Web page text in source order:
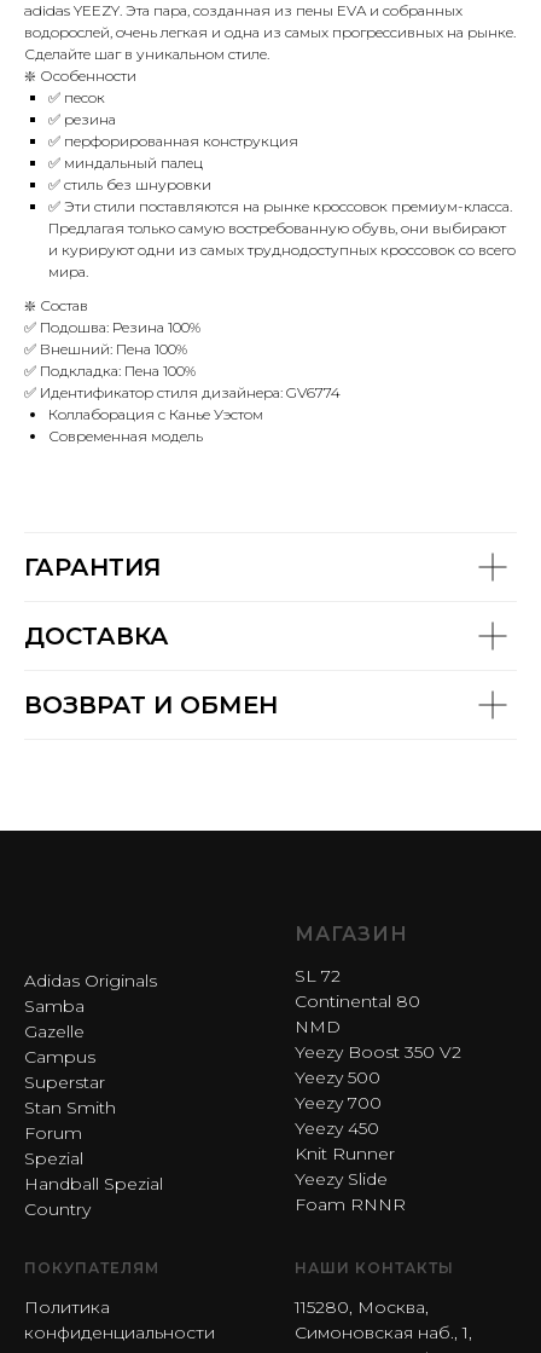
adidas YEEZY. Эта пара, созданная из пены EVA и собранных
водорослей, очень легкая и одна из самых прогрессивных на рынке.
Сделайте шаг в уникальном стиле.
❇️ Особенности
✅ песок
✅ резина
✅ перфорированная конструкция
✅ миндальный палец
✅ стиль без шнуровки
✅ Эти стили поставляются на рынке кроссовок премиум-класса.
Предлагая только самую востребованную обувь, они выбирают
и курируют одни из самых труднодоступных кроссовок со всего
мира.
❇️ Состав
✅ Подошва: Резина 100%
✅ Внешний: Пена 100%
✅ Подкладка: Пена 100%
✅ Идентификатор стиля дизайнера: GV6774
Коллаборация с Канье Уэстом
Современная модель
ГАРАНТИЯ
ДОСТАВКА
ВОЗВРАТ И ОБМЕН
Adidas Originals
Samba
Gazelle
Campus
Superstar
Stan Smith
Forum
Spezial
Handball Spezial
Country
МАГАЗИН
SL 72
Continental 80
NMD
Yeezy Boost 350 V2
Yeezy 500
Yeezy 700
Yeezy 450
Knit Runner
Yeezy Slide
Foam RNNR
ПОКУПАТЕЛЯМ
Политика
конфиденциальности
НАШИ КОНТАКТЫ
115280, Москва,
Симоновская наб., 1,